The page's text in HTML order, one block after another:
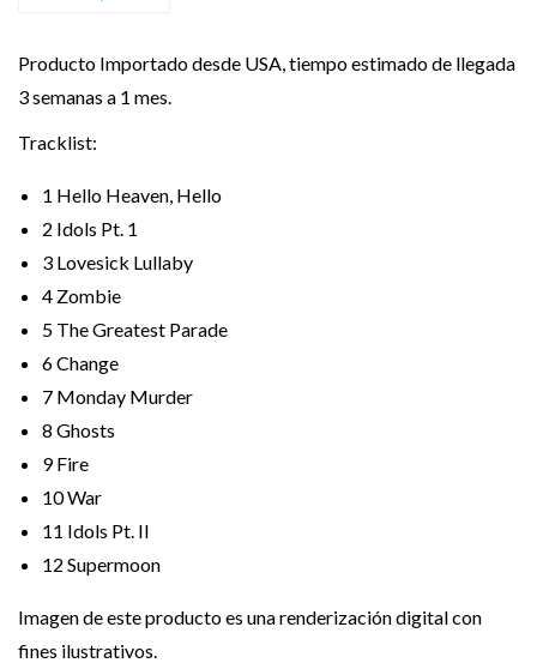
Producto Importado desde USA, tiempo estimado de llegada
3 semanas a 1 mes.
Tracklist:
1 Hello Heaven, Hello
2 Idols Pt. 1
3 Lovesick Lullaby
4 Zombie
5 The Greatest Parade
6Change
7 Monday Murder
8 Ghosts
9Fire
10War
11 Idols Pt. II
12 Supermoon
Imagen de este producto es una renderización digital con
fines ilustrativos.